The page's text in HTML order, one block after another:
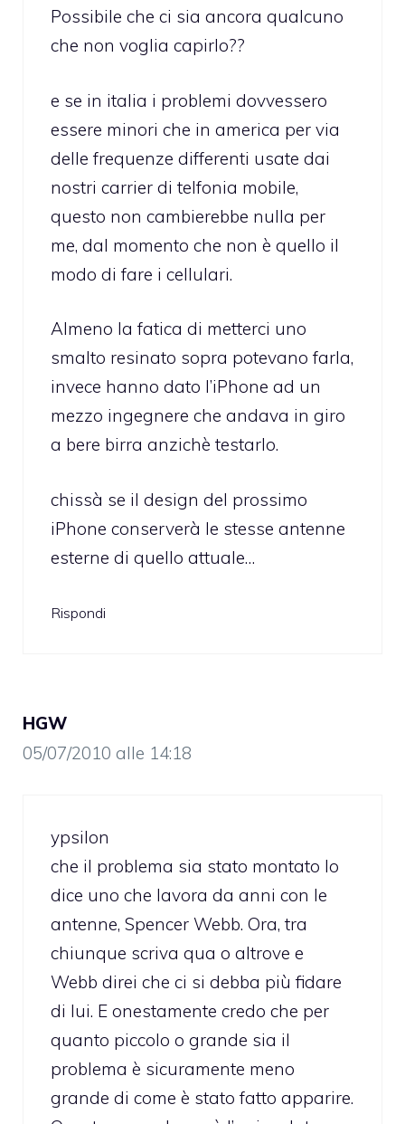
Possibile che ci sia ancora qualcuno
che non voglia capirlo??
e se in italia i problemi dovvessero
essere minori che in america per via
delle frequenze differenti usate dai
nostri carrier di telfonia mobile,
questo non cambierebbe nulla per
me, dal momento che non è quello il
modo di fare i cellulari.
Almeno la fatica di metterci uno
smalto resinato sopra potevano farla,
invece hanno dato l’iPhone ad un
mezzo ingegnere che andava in giro
a bere birra anzichè testarlo.
chissà se il design del prossimo
iPhone conserverà le stesse antenne
esterne di quello attuale…
Rispondi
HGW
05/07/2010 alle 14:18
ypsilon
che il problema sia stato montato lo
dice uno che lavora da anni con le
antenne, Spencer Webb. Ora, tra
chiunque scriva qua o altrove e
Webb direi che ci si debba più fidare
di lui. E onestamente credo che per
quanto piccolo o grande sia il
problema è sicuramente meno
grande di come è stato fatto apparire.